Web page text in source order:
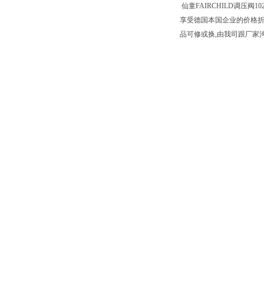
仙童FAIRCHILD调压阀
享受德国本国企业的价格
品可修或换,由我司跟厂家